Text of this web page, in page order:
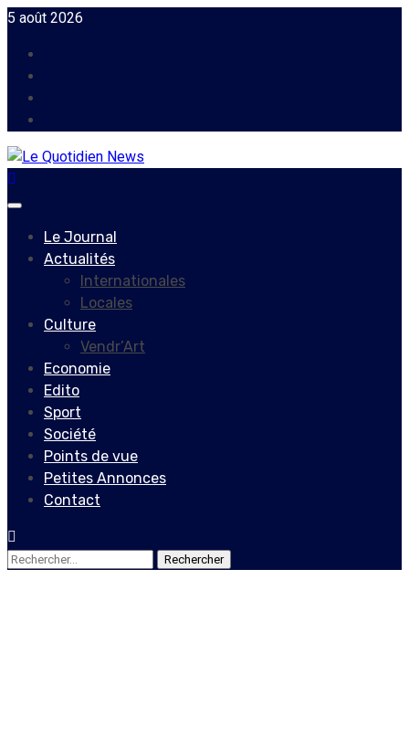
Skip
content
5 août 2026
Primary
Le Journal
Actualités
Internationales
Locales
Culture
Vendr’Art
Economie
Edito
Sport
Société
Points de vue
Petites Annonces
Contact
Rechercher :